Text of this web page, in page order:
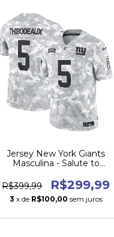
Jersey New York Giants
Masculina - Salute to
R$399,99
R$299,99
3 x de R$100,00 sem juros